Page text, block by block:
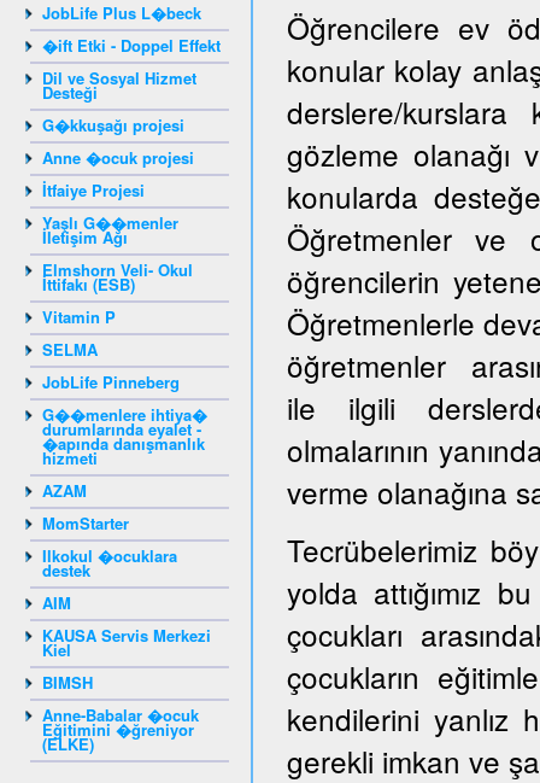
JobLife Plus L�beck
�ift Etki - Doppel Effekt
Dil ve Sosyal Hizmet
Desteği
G�kkuşağı projesi
Anne �ocuk projesi
İtfaiye Projesi
Yaşlı G��menler
İletişim Ağı
Elmshorn Veli- Okul
İttifakı (ESB)
Vitamin P
SELMA
JobLife Pinneberg
G��menlere ihtiya�
durumlarında eyalet -
�apında danışmanlık
hizmeti
AZAM
MomStarter
Ilkokul �ocuklara
destek
AIM
KAUSA Servis Merkezi
Kiel
BIMSH
Anne-Babalar �ocuk
Eğitimini �ğreniyor
(ELKE)
Öğrencilere ev
konular kolay
derslere/kurslara
gözleme olanağı
konularda
Öğretmenler ve
öğrencilerin
Öğretmenlerle
öğretmenler
ile ilgili
olmalarının
verme olanağına
Tecrübelerimiz
yolda attığımız
çocukları
çocukların
kendilerini yanlız
gerekli imkan ve